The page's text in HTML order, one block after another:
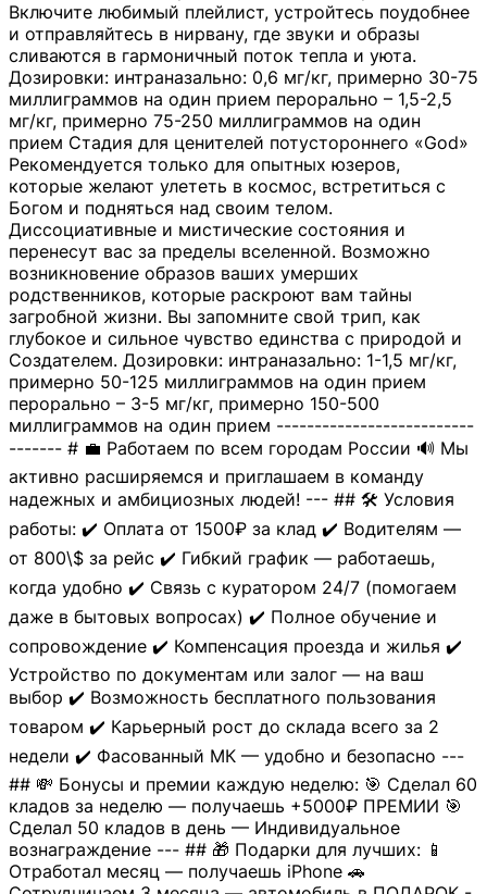
Включите любимый плейлист, устройтесь поудобнее
и отправляйтесь в нирвану, где звуки и образы
сливаются в гармоничный поток тепла и уюта.
Дозировки: интраназально: 0,6 мг/кг, примерно 30-75
миллиграммов на один прием перорально – 1,5-2,5
мг/кг, примерно 75-250 миллиграммов на один
прием Стадия для ценителей потустороннего «God»
Рекомендуется только для опытных юзеров,
которые желают улететь в космос, встретиться с
Богом и подняться над своим телом.
Диссоциативные и мистические состояния и
перенесут вас за пределы вселенной. Возможно
возникновение образов ваших умерших
родственников, которые раскроют вам тайны
загробной жизни. Вы запомните свой трип, как
глубокое и сильное чувство единства с природой и
Создателем. Дозировки: интраназально: 1-1,5 мг/кг,
примерно 50-125 миллиграммов на один прием
перорально – 3-5 мг/кг, примерно 150-500
миллиграммов на один прием --------------------------
------- # 💼 Работаем по всем городам России 🔊 Мы
активно расширяемся и приглашаем в команду
надежных и амбициозных людей! --- ## 🛠 Условия
работы: ✔️ Оплата от 1500₽ за клад ✔️ Водителям —
от 800\$ за рейс ✔️ Гибкий график — работаешь,
когда удобно ✔️ Связь с куратором 24/7 (помогаем
даже в бытовых вопросах) ✔️ Полное обучение и
сопровождение ✔️ Компенсация проезда и жилья ✔️
Устройство по документам или залог — на ваш
выбор ✔️ Возможность бесплатного пользования
товаром ✔️ Карьерный рост до склада всего за 2
недели ✔️ Фасованный МК — удобно и безопасно ---
## 💸 Бонусы и премии каждую неделю: 🎯 Сделал 60
кладов за неделю — получаешь +5000₽ ПРЕМИИ 🎯
Сделал 50 кладов в день — Индивидуальное
вознаграждение --- ## 🎁 Подарки для лучших: 📱
Отработал месяц — получаешь iPhone 🚗